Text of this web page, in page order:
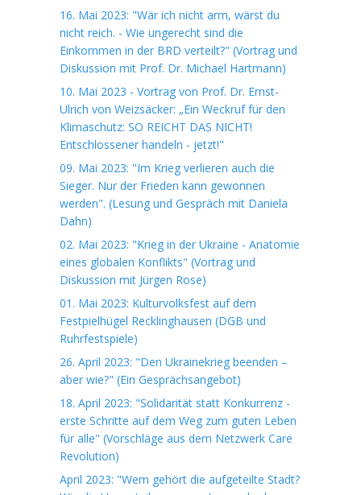
16. Mai 2023: "Wär ich nicht arm, wärst du
nicht reich. - Wie ungerecht sind die
Einkommen in der BRD verteilt?" (Vortrag und
Diskussion mit Prof. Dr. Michael Hartmann)
10. Mai 2023 - Vortrag von Prof. Dr. Ernst-
Ulrich von Weizsäcker: „Ein Weckruf für den
Klimaschutz: SO REICHT DAS NICHT!
Entschlossener handeln - jetzt!"
09. Mai 2023: "Im Krieg verlieren auch die
Sieger. Nur der Frieden kann gewonnen
werden". (Lesung und Gespräch mit Daniela
Dahn)
02. Mai 2023: "Krieg in der Ukraine - Anatomie
eines globalen Konflikts" (Vortrag und
Diskussion mit Jürgen Rose)
01. Mai 2023: Kulturvolksfest auf dem
Festpielhügel Recklinghausen (DGB und
Ruhrfestspiele)
26. April 2023: "Den Ukrainekrieg beenden –
aber wie?" (Ein Gesprächsangebot)
18. April 2023: "Solidarität statt Konkurrenz -
erste Schritte auf dem Weg zum guten Leben
für alle" (Vorschläge aus dem Netzwerk Care
Revolution)
April 2023: "Wem gehört die aufgeteilte Stadt?